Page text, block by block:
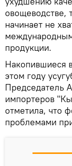
овощеводстве,
начинает не
продукции.
Накопившиеся
этом году
Председатель
импортеров
отметила, что
проблемами